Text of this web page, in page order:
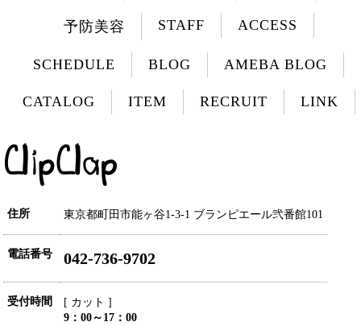
予防美容 STAFF ACCESS
SCHEDULE BLOG AMEBA BLOG
CATALOG ITEM RECRUIT LINK
住所 東京都町田市能ヶ谷1-3-1 ブランピエール弐番館101
電話番号 042-736-9702
受付時間
[ カット ]
9：00～17：00